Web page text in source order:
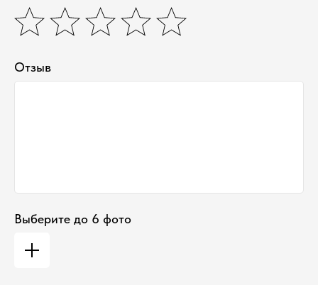
Отзыв
Выберите до 6 фото